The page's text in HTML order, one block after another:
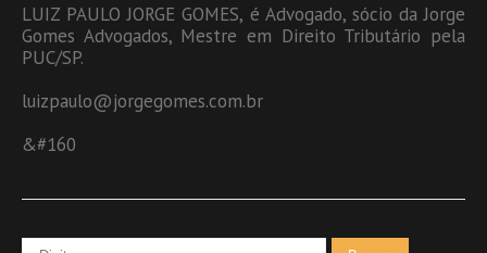
LUIZ PAULO JORGE GOMES, é Advogado, sócio da Jorge
Gomes Advogados, Mestre em Direito Tributário pela
PUC/SP.
luizpaulo@jorgegomes.com.br
&#160